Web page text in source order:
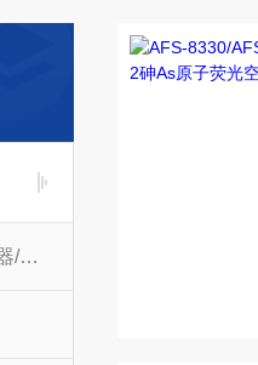
美国PEAAS自动进样器/样品杯/进样杯